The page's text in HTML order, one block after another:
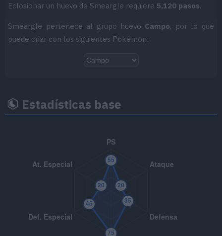
Habilidad oculta reduce otra.
Movimiento
Esquema
Eclosionar un huevo de Smeargle requiere 5,120 pasos.
Smeargle pertenece al grupo huevo Campo, por lo que
puede criar con los siguientes Pokémon:
Estadísticas base